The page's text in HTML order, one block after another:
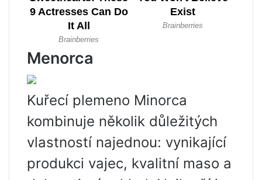
Menorca
Kuřecí plemeno Minorca
kombinuje několik důležitých
vlastností najednou: vynikající
produkci vajec, kvalitní maso a